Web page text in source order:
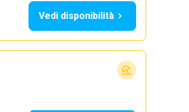
Vedi disponibilità